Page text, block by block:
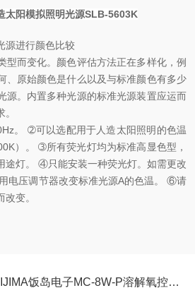
太阳模拟照明光源SLB-5603K
源进行颜色比较
型而变化。颜色评估方法正在多样化，例
、原始颜色是什么以及与标准颜色有多少
源。内置多种光源的标准光源装置应运而
。 ➁可以选配用于人造太阳照明的色温
）。 ➂所有荧光灯均为标准高显色型，
途灯。 ④只能安装一种荧光灯。如需更改
电压调节器改变标准光源A的色温。 ⑥请
变。
北崎供应IIJIMA饭岛电子MC-8W-P溶解氧控制器